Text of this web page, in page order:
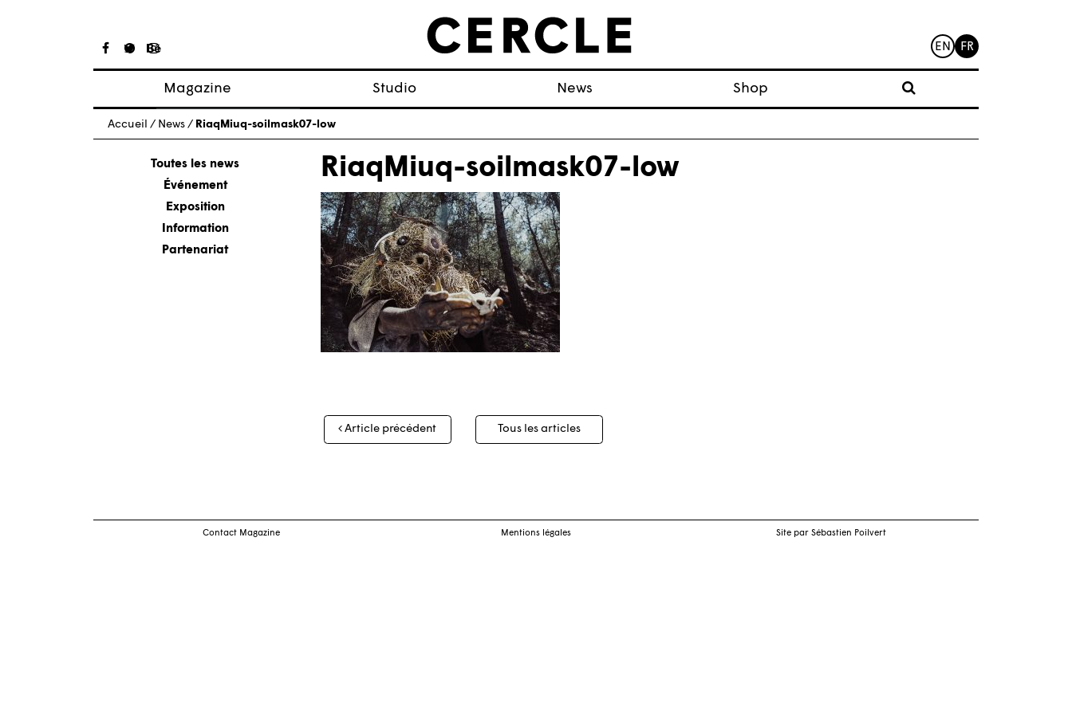
EN FR
Magazine
Articles
À propos
Numéros
Studio News Shop
Accueil / News / RiaqMiuq-soilmask07-low
Toutes les news
Événement
Exposition
Information
Partenariat
RiaqMiuq-soilmask07-low
Navigation
des
Article précédent Tous les articles
Contact Magazine Mentions légales Site par Sébastien Poilvert